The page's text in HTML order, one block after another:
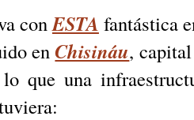
conESTA fantástica
enChisináu,
que una